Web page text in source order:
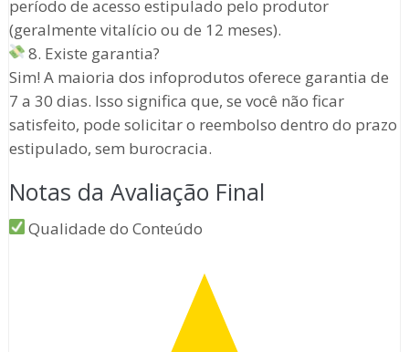
período de acesso estipulado pelo produtor
(geralmente vitalício ou de 12 meses).
8. Existe garantia?
Sim! A maioria dos infoprodutos oferece garantia de
7 a 30 dias. Isso significa que, se você não ficar
satisfeito, pode solicitar o reembolso dentro do prazo
estipulado, sem burocracia.
Notas da Avaliação Final
Qualidade do Conteúdo